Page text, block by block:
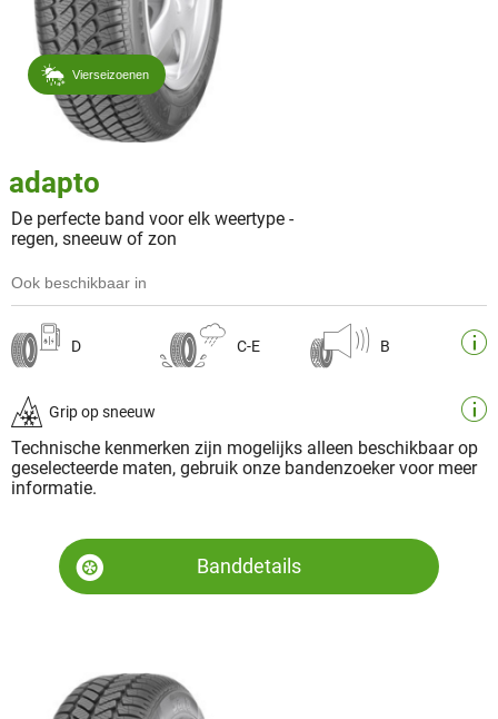
Vierseizoenen
adapto
De perfecte band voor elk weertype -
regen, sneeuw of zon
Ook beschikbaar in
D C-E B
Grip op sneeuw
Technische kenmerken zijn mogelijks alleen beschikbaar op
geselecteerde maten, gebruik onze bandenzoeker voor meer
informatie.
Banddetails